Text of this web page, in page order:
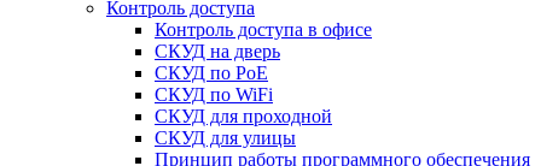
Контроль доступа
Контроль доступа в офисе
СКУД на дверь
СКУД по PoE
СКУД по WiFi
СКУД для проходной
СКУД для улицы
Принцип работы программного обеспечения